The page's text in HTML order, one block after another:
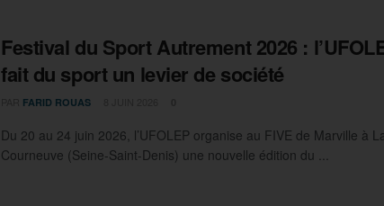
Festival du Sport Autrement 2026 :
fait du sport un levier de société
FARID ROUAS
Du 20 au 24 juin 2026, l’UFOLEP organise au FIVE de Marville à
Courneuve (Seine-Saint-Denis) une nouvelle édition du ...